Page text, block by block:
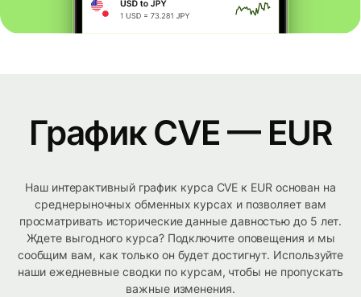
График CVE — EUR
Наш интерактивный график курса CVE к EUR основан на
среднерыночных обменных курсах и позволяет вам
просматривать исторические данные давностью до 5 лет.
Ждете выгодного курса? Подключите оповещения и мы
сообщим вам, как только он будет достигнут. Используйте
наши ежедневные сводки по курсам, чтобы не пропускать
важные изменения.